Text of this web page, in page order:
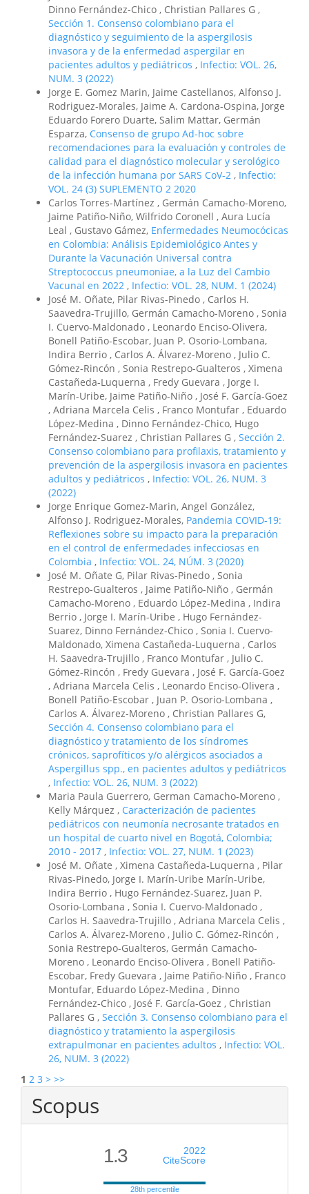
Dinno Fernández-Chico , Christian Pallares G ,
Sección 1. Consenso colombiano para el
diagnóstico y seguimiento de la aspergilosis
invasora y de la enfermedad aspergilar en
pacientes adultos y pediátricos , Infectio: VOL. 26,
NUM. 3 (2022)
Jorge E. Gomez Marin, Jaime Castellanos, Alfonso J.
Rodriguez-Morales, Jaime A. Cardona-Ospina, Jorge
Eduardo Forero Duarte, Salim Mattar, Germán
Esparza, Consenso de grupo Ad-hoc sobre
recomendaciones para la evaluación y controles de
calidad para el diagnóstico molecular y serológico
de la infección humana por SARS CoV-2 , Infectio:
VOL. 24 (3) SUPLEMENTO 2 2020
Carlos Torres-Martínez , Germán Camacho-Moreno,
Jaime Patiño-Niño, Wilfrido Coronell , Aura Lucía
Leal , Gustavo Gámez, Enfermedades Neumocócicas
en Colombia: Análisis Epidemiológico Antes y
Durante la Vacunación Universal contra
Streptococcus pneumoniae, a la Luz del Cambio
Vacunal en 2022 , Infectio: VOL. 28, NUM. 1 (2024)
José M. Oñate, Pilar Rivas-Pinedo , Carlos H.
Saavedra-Trujillo, Germán Camacho-Moreno , Sonia
I. Cuervo-Maldonado , Leonardo Enciso-Olivera,
Bonell Patiño-Escobar, Juan P. Osorio-Lombana,
Indira Berrio , Carlos A. Álvarez-Moreno , Julio C.
Gómez-Rincón , Sonia Restrepo-Gualteros , Ximena
Castañeda-Luquerna , Fredy Guevara , Jorge I.
Marín-Uribe, Jaime Patiño-Niño , José F. García-Goez
, Adriana Marcela Celis , Franco Montufar , Eduardo
López-Medina , Dinno Fernández-Chico, Hugo
Fernández-Suarez , Christian Pallares G , Sección 2.
Consenso colombiano para profilaxis, tratamiento y
prevención de la aspergilosis invasora en pacientes
adultos y pediátricos , Infectio: VOL. 26, NUM. 3
(2022)
Jorge Enrique Gomez-Marin, Angel González,
Alfonso J. Rodriguez-Morales, Pandemia COVID-19:
Reflexiones sobre su impacto para la preparación
en el control de enfermedades infecciosas en
Colombia , Infectio: VOL. 24, NÚM. 3 (2020)
José M. Oñate G, Pilar Rivas-Pinedo , Sonia
Restrepo-Gualteros , Jaime Patiño-Niño , Germán
Camacho-Moreno , Eduardo López-Medina , Indira
Berrio , Jorge I. Marín-Uribe , Hugo Fernández-
Suarez, Dinno Fernández-Chico , Sonia I. Cuervo-
Maldonado, Ximena Castañeda-Luquerna , Carlos
H. Saavedra-Trujillo , Franco Montufar , Julio C.
Gómez-Rincón , Fredy Guevara , José F. García-Goez
, Adriana Marcela Celis , Leonardo Enciso-Olivera ,
Bonell Patiño-Escobar , Juan P. Osorio-Lombana ,
Carlos A. Álvarez-Moreno , Christian Pallares G,
Sección 4. Consenso colombiano para el
diagnóstico y tratamiento de los síndromes
crónicos, saprofíticos y/o alérgicos asociados a
Aspergillus spp., en pacientes adultos y pediátricos
, Infectio: VOL. 26, NUM. 3 (2022)
Maria Paula Guerrero, German Camacho-Moreno ,
Kelly Márquez , Caracterización de pacientes
pediátricos con neumonía necrosante tratados en
un hospital de cuarto nivel en Bogotá, Colombia;
2010 - 2017 , Infectio: VOL. 27, NUM. 1 (2023)
José M. Oñate , Ximena Castañeda-Luquerna , Pilar
Rivas-Pinedo, Jorge I. Marín-Uribe Marín-Uribe,
Indira Berrio , Hugo Fernández-Suarez, Juan P.
Osorio-Lombana , Sonia I. Cuervo-Maldonado ,
Carlos H. Saavedra-Trujillo , Adriana Marcela Celis ,
Carlos A. Álvarez-Moreno , Julio C. Gómez-Rincón ,
Sonia Restrepo-Gualteros, Germán Camacho-
Moreno , Leonardo Enciso-Olivera , Bonell Patiño-
Escobar, Fredy Guevara , Jaime Patiño-Niño , Franco
Montufar, Eduardo López-Medina , Dinno
Fernández-Chico , José F. García-Goez , Christian
Pallares G , Sección 3. Consenso colombiano para el
diagnóstico y tratamiento la aspergilosis
extrapulmonar en pacientes adultos , Infectio: VOL.
26, NUM. 3 (2022)
1 2 3 > >>
Scopus
1.3
2022
CiteScore
28th percentile